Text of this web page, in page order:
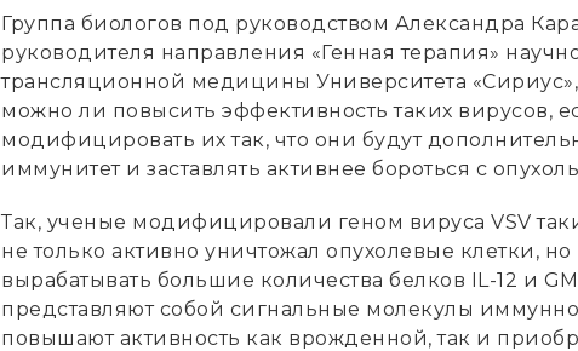
Группа биологов под руководством Александра
руководителя направления «Генная терапия»
трансляционной медицины Университета «Сириус»,
можно ли повысить эффективность таких вирусов,
модифицировать их так, что они будут
иммунитет и заставлять активнее бороться с
Так, ученые модифицировали геном вируса VSV
не только активно уничтожал опухолевые клетки, но
вырабатывать большие количества белков IL-12 и
представляют собой сигнальные молекулы
повышают активность как врожденной, так и